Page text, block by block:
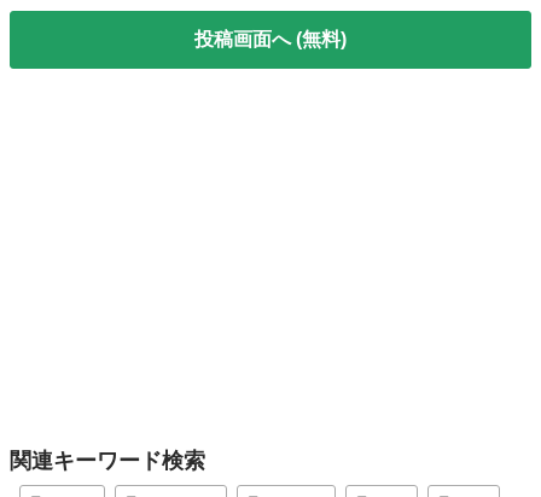
投稿画面へ (無料)
関連キーワード検索